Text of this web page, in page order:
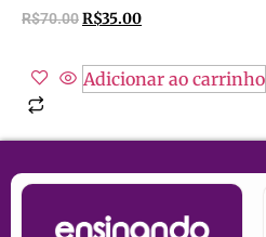
R$70.00R$35.00
Adicionar ao carrinho